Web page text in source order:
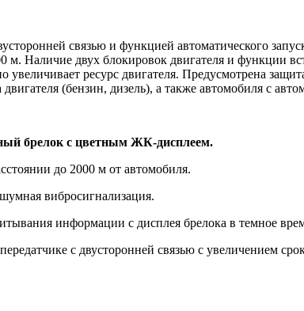
связью и функцией автоматического
м. Наличие двух блокировок двигателя и функции
ресурс двигателя. Предусмотрена
двигателя (бензин, дизель), а также автомобиля с
брелок с цветным ЖК-дисплеем.
до 2000 м от автомобиля.
вибросигнализация.
информации с дисплея брелока в темное
с двусторонней связью с увеличением